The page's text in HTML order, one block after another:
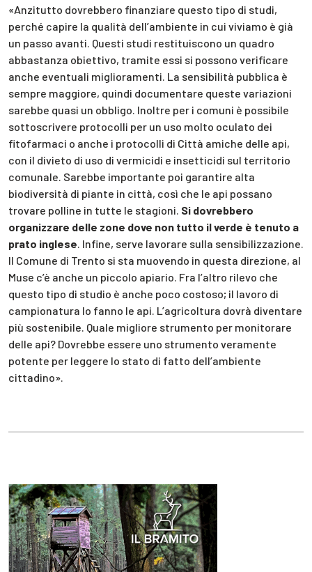
«Anzitutto dovrebbero finanziare questo tipo di studi,
perché capire la qualità dell’ambiente in cui viviamo è già
un passo avanti. Questi studi restituiscono un quadro
abbastanza obiettivo, tramite essi si possono verificare
anche eventuali miglioramenti. La sensibilità pubblica è
sempre maggiore, quindi documentare queste variazioni
sarebbe quasi un obbligo. Inoltre per i comuni è possibile
sottoscrivere protocolli per un uso molto oculato dei
fitofarmaci o anche i protocolli di Città amiche delle api,
con il divieto di uso di vermicidi e insetticidi sul territorio
comunale. Sarebbe importante poi garantire alta
biodiversità di piante in città, così che le api possano
trovare polline in tutte le stagioni. Si dovrebbero
organizzare delle zone dove non tutto il verde è tenuto a
prato inglese . Infine, serve lavorare sulla sensibilizzazione.
Il Comune di Trento si sta muovendo in questa direzione, al
Muse c’è anche un piccolo apiario. Fra l’altro rilevo che
questo tipo di studio è anche poco costoso; il lavoro di
campionatura lo fanno le api. L’agricoltura dovrà diventare
più sostenibile. Quale migliore strumento per monitorare
delle api? Dovrebbe essere uno strumento veramente
potente per leggere lo stato di fatto dell’ambiente
cittadino».